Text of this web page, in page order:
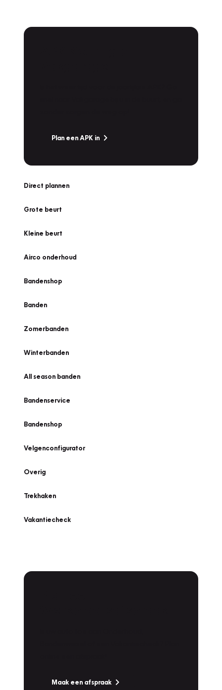
Plan een APK in
Direct plannen
Grote beurt
Kleine beurt
Airco onderhoud
Bandenshop
Banden
Zomerbanden
Winterbanden
All season banden
Bandenservice
Bandenshop
Velgenconfigurator
Overig
Trekhaken
Vakantiecheck
Maak een afspraak